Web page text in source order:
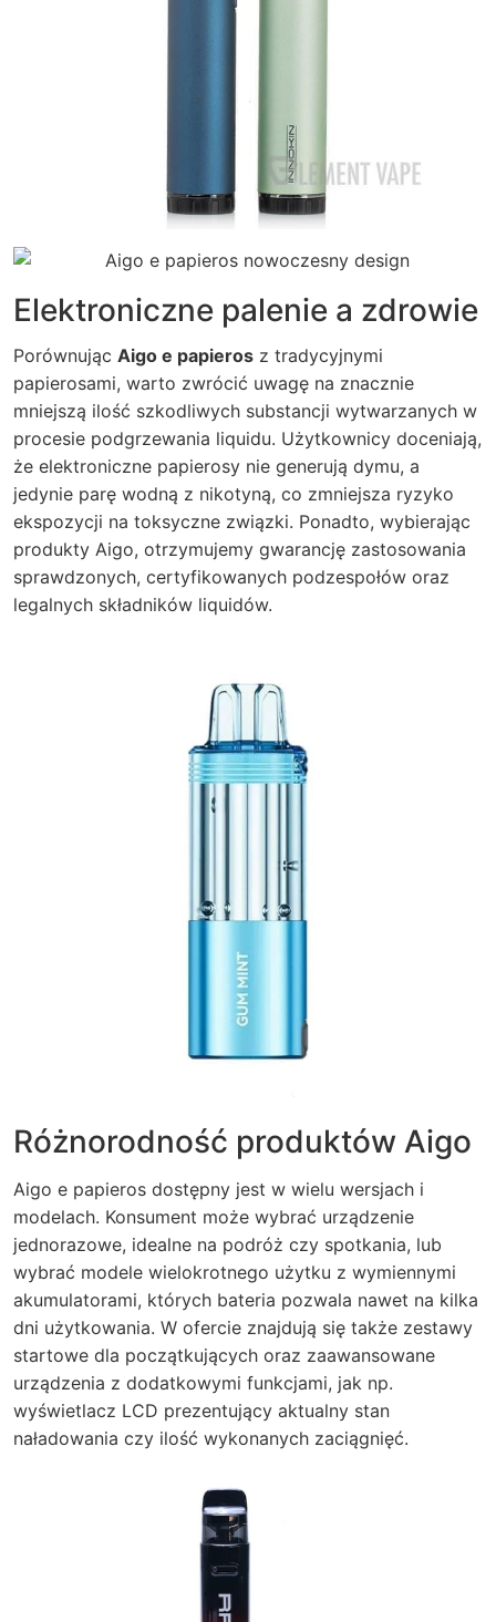
Elektroniczne palenie a zdrowie
Porównując Aigo e papieros z tradycyjnymi
papierosami, warto zwrócić uwagę na znacznie
mniejszą ilość szkodliwych substancji wytwarzanych w
procesie podgrzewania liquidu. Użytkownicy doceniają,
że elektroniczne papierosy nie generują dymu, a
jedynie parę wodną z nikotyną, co zmniejsza ryzyko
ekspozycji na toksyczne związki. Ponadto, wybierając
produkty Aigo, otrzymujemy gwarancję zastosowania
sprawdzonych, certyfikowanych podzespołów oraz
legalnych składników liquidów.
Różnorodność produktów Aigo
Aigo e papieros dostępny jest w wielu wersjach i
modelach. Konsument może wybrać urządzenie
jednorazowe, idealne na podróż czy spotkania, lub
wybrać modele wielokrotnego użytku z wymiennymi
akumulatorami, których bateria pozwala nawet na kilka
dni użytkowania. W ofercie znajdują się także zestawy
startowe dla początkujących oraz zaawansowane
urządzenia z dodatkowymi funkcjami, jak np.
wyświetlacz LCD prezentujący aktualny stan
naładowania czy ilość wykonanych zaciągnięć.